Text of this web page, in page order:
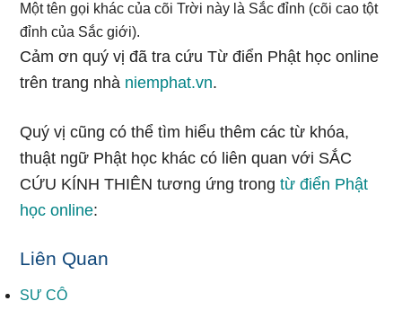
Một tên gọi khác của cõi Trời này là Sắc đỉnh (cõi cao tột
đỉnh của Sắc giới).
Cảm ơn quý vị đã tra cứu Từ điển Phật học online
trên trang nhà niemphat.vn.
Quý vị cũng có thể tìm hiểu thêm các từ khóa,
thuật ngữ Phật học khác có liên quan với SẮC
CỨU KÍNH THIÊN tương ứng trongtừ điển Phật
học online:
Liên Quan
SƯ CÔ